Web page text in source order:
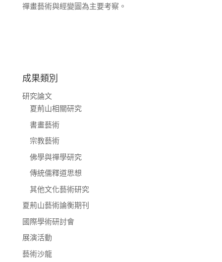
禪畫藝術與經變圖為主要考察。
成果類別
研究論文
夏荊山相關研究
書畫藝術
宗教藝術
佛學與禪學研究
傳統儒釋道思想
其他文化藝術研究
夏荊山藝術論衡期刊
國際學術研討會
展演活動
藝術沙龍